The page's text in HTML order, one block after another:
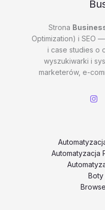
Strona
Optimization) i SEO
i case studies o
wyszukiwarki i
marketerów, e-
Automatyzacja
Boty